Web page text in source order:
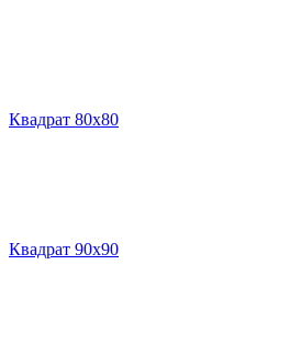
Квадрат 80х80
Квадрат 90х90